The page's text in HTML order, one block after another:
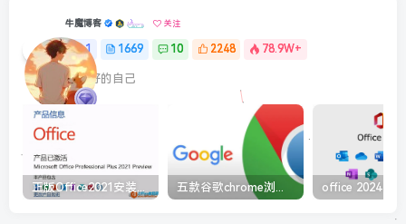
牛魔博客 关注
1 1669 10 2248 78.9W+
最最好的自己
五款谷歌chrome浏览器截图插件工具推荐